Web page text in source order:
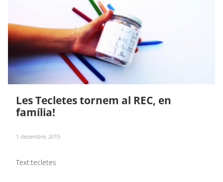
Les Tecletes tornem al REC, en
família!
1 desembre, 2015
Text:tecletes